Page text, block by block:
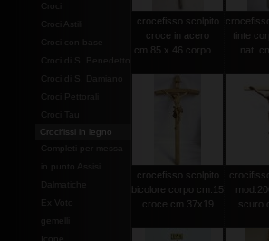
Croci
Croci Astili
Croci con base
Croci di S. Benedetto
Croci di S. Damiano
Croci Pettorali
Croci Tau
Crocifissi in legno
Completi per messa
in punto Assisi
Dalmatiche
Ex Voto
gemelli
crocefisso scolpito
croce in acero
cm.85 x 46 corpo ...
tinte
nat.
crocefisso scolpito
bicolore corpo cm.15
croce cm.37x19
scuro